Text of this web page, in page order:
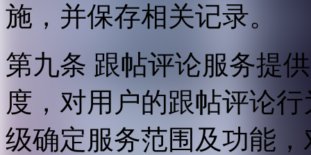
施，并保存相关记录。
第九条 跟帖评论服务提
度，对用户的跟帖评论
级确定服务范围及功能